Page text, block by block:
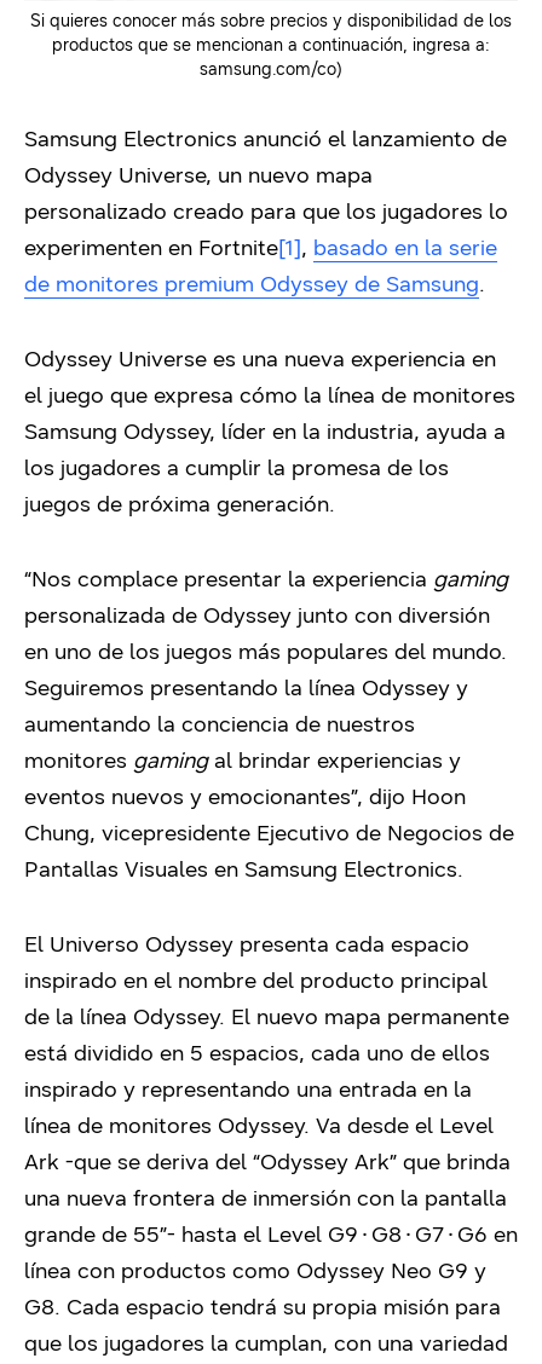
Si quieres conocer más sobre precios y disponibilidad de los
productos que se mencionan a continuación, ingresa a:
samsung.com/co)
Samsung Electronics anunció el lanzamiento de
Odyssey Universe, un nuevo mapa
personalizado creado para que los jugadores lo
experimenten en Fortnite[1], basado en la serie
de monitores premium Odyssey de Samsung.
Odyssey Universe es una nueva experiencia en
el juego que expresa cómo la línea de monitores
Samsung Odyssey, líder en la industria, ayuda a
los jugadores a cumplir la promesa de los
juegos de próxima generación.
“Nos complace presentar la experiencia gaming
personalizada de Odyssey junto con diversión
en uno de los juegos más populares del mundo.
Seguiremos presentando la línea Odyssey y
aumentando la conciencia de nuestros
monitores gamingal brindar experiencias y
eventos nuevos y emocionantes”, dijo Hoon
Chung, vicepresidente Ejecutivo de Negocios de
Pantallas Visuales en Samsung Electronics.
El Universo Odyssey presenta cada espacio
inspirado en el nombre del producto principal
de la línea Odyssey. El nuevo mapa permanente
está dividido en 5 espacios, cada uno de ellos
inspirado y representando una entrada en la
línea de monitores Odyssey. Va desde el Level
Ark -que se deriva del “Odyssey Ark” que brinda
una nueva frontera de inmersión con la pantalla
grande de 55”- hasta el Level G9∙G8∙G7∙G6 en
línea con productos como Odyssey Neo G9 y
G8. Cada espacio tendrá su propia misión para
que los jugadores la cumplan, con una variedad